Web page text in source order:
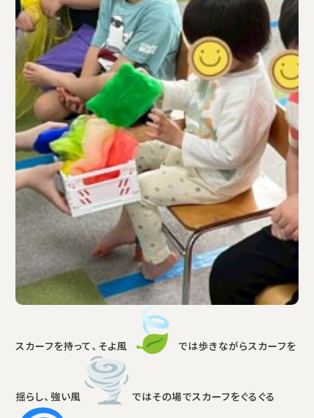
スカーフを持って、そよ風 では歩きながらスカーフを
揺らし、強い風 ではその場でスカーフをぐるぐる